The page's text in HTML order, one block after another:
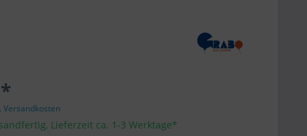
Versandkosten
Lieferzeit ca. 1-3 Werktage*